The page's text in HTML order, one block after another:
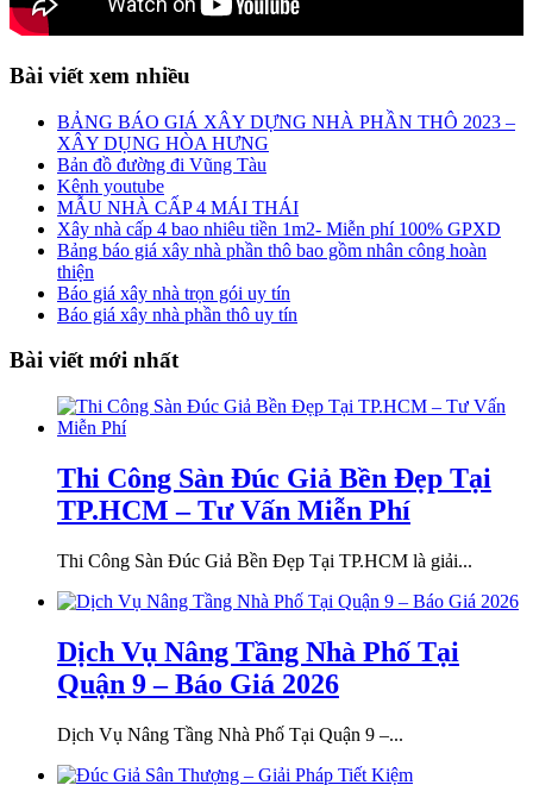
Bài viết xem nhiều
BẢNG BÁO GIÁ XÂY DỰNG NHÀ PHẦN THÔ 2023 –
XÂY DỤNG HÒA HƯNG
Bản đồ đường đi Vũng Tàu
Kênh youtube
MẪU NHÀ CẤP 4 MÁI THÁI
Xây nhà cấp 4 bao nhiêu tiền 1m2- Miễn phí 100% GPXD
Bảng báo giá xây nhà phần thô bao gồm nhân công hoàn
thiện
Báo giá xây nhà trọn gói uy tín
Báo giá xây nhà phần thô uy tín
Bài viết mới nhất
Thi Công Sàn Đúc Giả Bền Đẹp Tại
TP.HCM – Tư Vấn Miễn Phí
Thi Công Sàn Đúc Giả Bền Đẹp Tại TP.HCM là giải...
Dịch Vụ Nâng Tầng Nhà Phố Tại
Quận 9 – Báo Giá 2026
Dịch Vụ Nâng Tầng Nhà Phố Tại Quận 9 –...